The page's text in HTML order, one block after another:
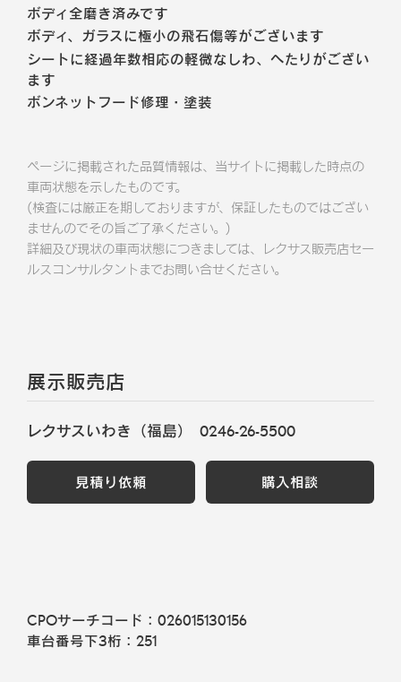
ボディ全磨き済みです
ボディ、ガラスに極小の飛石傷等がございます
シートに経過年数相応の軽微なしわ、へたりがござい
ます
ボンネットフード修理・塗装
ページに掲載された品質情報は、当サイトに掲載した時点の
車両状態を示したものです。
(検査には厳正を期しておりますが、保証したものではござい
ませんのでその旨ご了承ください。)
詳細及び現状の車両状態につきましては、レクサス販売店セー
ルスコンサルタントまでお問い合せください。
展示販売店
レクサスいわき（福島） 0246-26-5500
見積り依頼 購入相談
CPOサーチコード： 026015130156
車台番号下3桁： 251